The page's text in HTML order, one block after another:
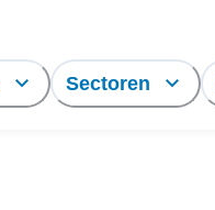
Sectoren